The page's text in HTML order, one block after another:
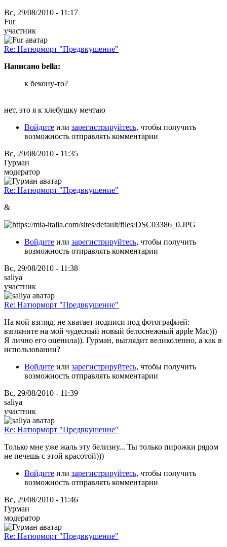
Вс, 29/08/2010 - 11:17
Fur
участник
Re: Натюрморт "Предвкушение"
Написано bella:
к бекону-то?
нет, это я к хлебушку мечтаю
Войдите или зарегистрируйтесь, чтобы получить
возможность отправлять комментарии
Вс, 29/08/2010 - 11:35
Гурман
модератор
Re: Натюрморт "Предвкушение"
&
Войдите или зарегистрируйтесь, чтобы получить
возможность отправлять комментарии
Вс, 29/08/2010 - 11:38
saliya
участник
Re: Натюрморт "Предвкушение"
На мой взгляд, не хватает подписи под фотографией:
взгляните на мой чудесный новый белоснежный apple Mac)))
Я лично его оценила)). Гурман, выглядит великолепно, а как в
использовании?
Войдите или зарегистрируйтесь, чтобы получить
возможность отправлять комментарии
Вс, 29/08/2010 - 11:39
saliya
участник
Re: Натюрморт "Предвкушение"
Только мне уже жаль эту белизну... Ты только пирожки рядом
не печешь с этой красотой)))
Войдите или зарегистрируйтесь, чтобы получить
возможность отправлять комментарии
Вс, 29/08/2010 - 11:46
Гурман
модератор
Re: Натюрморт "Предвкушение"